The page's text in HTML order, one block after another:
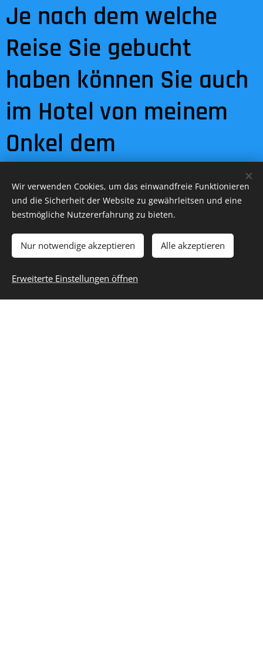
Je nach dem welche
Reise Sie gebucht
haben können Sie auch
im Hotel von meinem
Onkel dem
Polizeigeneral im 3
Sterne Hotel
ManaliContinentalhotel
Übernachten!
Wir verwenden Cookies, um das einwandfreie Funktionieren
und die Sicherheit der Website zu gewährleitsen und eine
bestmögliche Nutzererfahrung zu bieten.
Nur notwendige akzeptieren Alle akzeptieren
Erweiterte Einstellungen öffnen